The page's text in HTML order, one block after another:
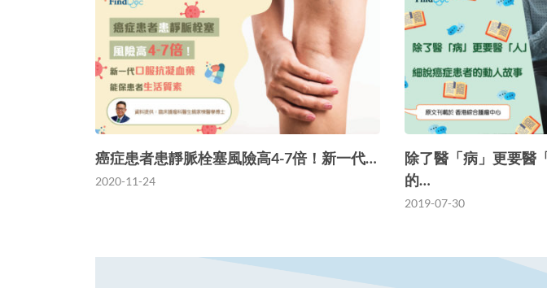
癌症患者患靜脈栓塞風險高4-7倍！新一代…
2020-11-24
除了醫「病」更要醫
的…
2019-07-30